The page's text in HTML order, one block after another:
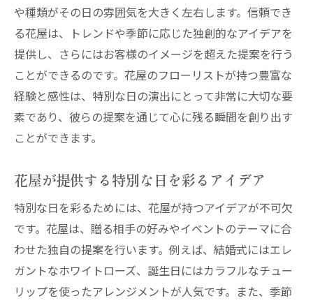
や種類がその日の雰囲気を大きく左右します。信頼でき
る花屋は、トレンドや季節に応じた独創的なアイデアを
提供し、さらにはお客様のイメージを超えた提案を行う
ことができるのです。花屋のフローリストが持つ豊富な
経験と感性は、特別な日の演出にとって非常に大切な要
素であり、彼らの提案を通じて心に残る瞬間を創り出す
ことができます。
花屋が提供する特別な日を彩るアイデア
特別な日を彩るためには、花屋が持つアイデアが不可欠
です。花屋は、贈る相手の好みやイベントのテーマに合
わせた独自の提案を行います。例えば、結婚式にはエレ
ガントなホワイトローズ、誕生日にはカラフルなチュー
リップを使ったアレンジメントが人気です。また、季節